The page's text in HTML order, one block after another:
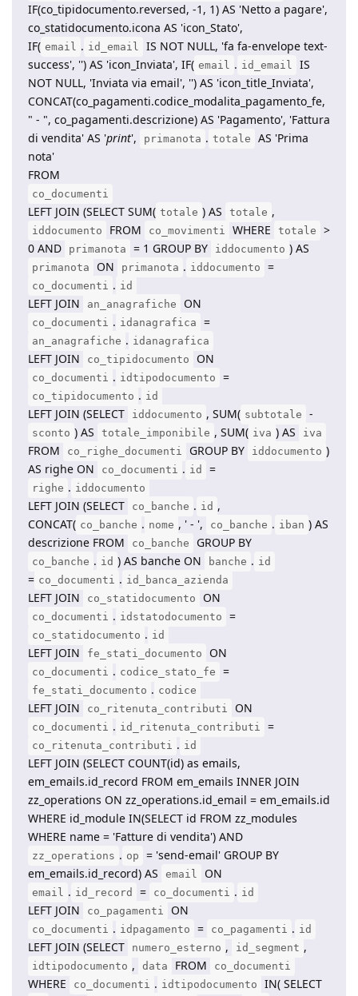
IF(co_tipidocumento.reversed, -1, 1) AS 'Netto a pagare',
co_statidocumento.icona AS 'icon_Stato',
IF( email . id_email
IS NOT NULL, 'fa fa-envelope text-
success', '') AS 'icon_Inviata', IF( email . id_email
IS
NOT NULL, 'Inviata via email', '') AS 'icon_title_Inviata',
CONCAT(co_pagamenti.codice_modalita_pagamento_fe,
" - ", co_pagamenti.descrizione) AS 'Pagamento', 'Fattura
di vendita' AS 'print', primanota . totale
AS 'Prima
nota'
FROM
co_documenti
LEFT JOIN (SELECT SUM( totale ) AS totale ,
iddocumento FROM co_movimenti WHERE totale
>
0 AND
primanota = 1 GROUP BY iddocumento ) AS
primanota ON primanota . iddocumento =
co_documenti . id
LEFT JOIN an_anagrafiche ON
co_documenti . idanagrafica =
an_anagrafiche . idanagrafica
LEFT JOIN co_tipidocumento ON
co_documenti . idtipodocumento =
co_tipidocumento . id
LEFT JOIN (SELECT iddocumento , SUM( subtotale -
sconto ) AS totale_imponibile , SUM( iva ) AS iva
FROM co_righe_documenti GROUP BY iddocumento )
AS righe ON
co_documenti . id =
righe . iddocumento
LEFT JOIN (SELECT co_banche . id ,
CONCAT( co_banche . nome , ' - ', co_banche . iban ) AS
descrizione FROM
co_banche GROUP BY
co_banche . id ) AS banche ON banche . id
= co_documenti . id_banca_azienda
LEFT JOIN co_statidocumento ON
co_documenti . idstatodocumento =
co_statidocumento . id
LEFT JOIN fe_stati_documento ON
co_documenti . codice_stato_fe =
fe_stati_documento . codice
LEFT JOIN co_ritenuta_contributi ON
co_documenti . id_ritenuta_contributi =
co_ritenuta_contributi . id
LEFT JOIN (SELECT COUNT(id) as emails,
em_emails.id_record FROM em_emails INNER JOIN
zz_operations ON zz_operations.id_email = em_emails.id
WHERE id_module IN(SELECT id FROM zz_modules
WHERE name = 'Fatture di vendita') AND
zz_operations . op
= 'send-email' GROUP BY
em_emails.id_record) AS
email ON
email . id_record = co_documenti . id
LEFT JOIN co_pagamenti ON
co_documenti . idpagamento = co_pagamenti . id
LEFT JOIN (SELECT numero_esterno , id_segment ,
idtipodocumento , data FROM co_documenti
WHERE co_documenti . idtipodocumento
IN( SELECT